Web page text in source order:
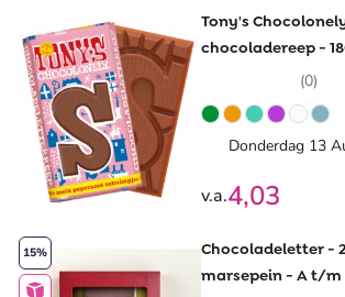
zelf met een schildje of de volledige letter. Zo
extra persoonlijk cadeau voor Sinterklaas.
versturen door de brievenbus!
Bij Pinkcube heb je een hele ruime keuze als het
chocoladeletters bedrukken. We hebben letters
verpakken deze in een luxe vensterdoos. Naast
bedrukken we nog veel meer leuke lekkernijen.
snoepblikjes met logo of koekjes met logo?
verras je medewerkers, klanten of relaties op
lekkers. Dat zullen ze zeker waarderen!
Tony's
chocoladereep -
smaken - s - (0)
Donderdag 13
v.a.4,03
15%
Chocoladeletter -
marsepein - A t/m